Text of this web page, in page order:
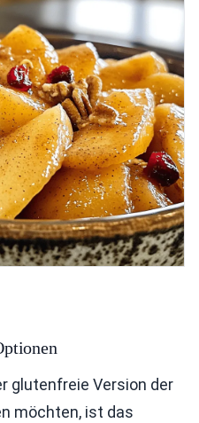
glutenfreie Version der
möchten, ist das